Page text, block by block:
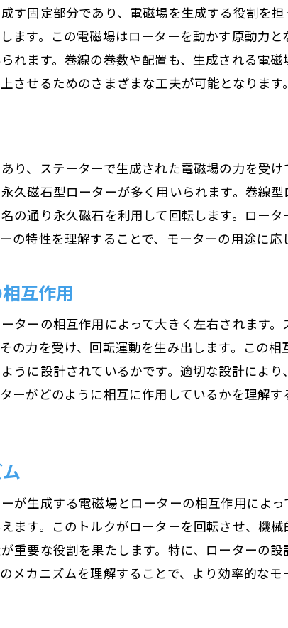
日常生活を支えるモーターの力
電動機器の進化とモーターの役割
エコロジーとモーターの関係
未来の家庭におけるモーターの可
す固定部分であり、電磁場を生成する役割を
ます。この電磁場はローターを動かす原動力
れます。巻線の巻数や配置も、生成される電
させるためのさまざまな工夫が可能となります。
り、ステーターで生成された電磁場の力を受
久磁石型ローターが多く用いられます。巻線
の通り永久磁石を利用して回転します。ロー
の特性を理解することで、モーターの用途に応
互作用
ターの相互作用によって大きく左右されます
の力を受け、回転運動を生み出します。この
うに設計されているかです。適切な設計によ
ーがどのように相互に作用しているかを理解
が生成する電磁場とローターの相互作用によ
ます。このトルクがローターを回転させ、機
重要な役割を果たします。特に、ローターの
メカニズムを理解することで、より効率的な